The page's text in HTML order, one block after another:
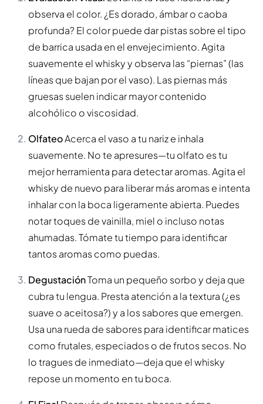
observa el color. ¿Es dorado, ámbar o caoba
profunda? El color puede dar pistas sobre el tipo
de barrica usada en el envejecimiento. Agita
suavemente el whisky y observa las “piernas” (las
líneas que bajan por el vaso). Las piernas más
gruesas suelen indicar mayor contenido
alcohólico o viscosidad.
OlfateoAcerca el vaso a tu nariz e inhala
suavemente. No te apresures—tu olfato es tu
mejor herramienta para detectar aromas. Agita el
whisky de nuevo para liberar más aromas e intenta
inhalar con la boca ligeramente abierta. Puedes
notar toques de vainilla, miel o incluso notas
ahumadas. Tómate tu tiempo para identificar
tantos aromas como puedas.
DegustaciónToma un pequeño sorbo y deja que
cubra tu lengua. Presta atención a la textura (¿es
suave o aceitosa?) y a los sabores que emergen.
Usa una rueda de sabores para identificar matices
como frutales, especiados o de frutos secos. No
lo tragues de inmediato—deja que el whisky
repose un momento en tu boca.